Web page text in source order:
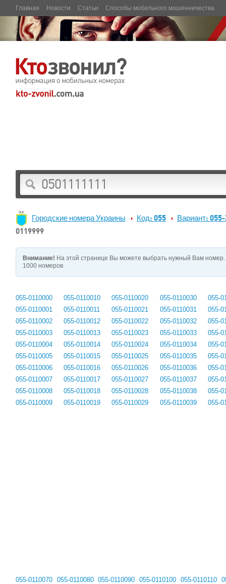
Главная Новости Статьи Способы мобильного мошенничества
Городские номера Украины Код: 055
Вариант: 055-
0119999
Внимание! На этой странице Вы можете выбрать нужный Вам
1000 номеров
055-0110000
055-0110001
055-0110002
055-0110003
055-0110004
055-0110005
055-0110006
055-0110007
055-0110008
055-0110009
055-0110010
055-0110011
055-0110012
055-0110013
055-0110014
055-0110015
055-0110016
055-0110017
055-0110018
055-0110019
055-0110020
055-0110021
055-0110022
055-0110023
055-0110024
055-0110025
055-0110026
055-0110027
055-0110028
055-0110029
055-0110030
055-0110031
055-0110032
055-0110033
055-0110034
055-0110035
055-0110036
055-0110037
055-0110038
055-0110039
055-
055-
055-
055-
055-
055-
055-
055-
055-
055-
055-0110070 055-0110080 055-0110090
055-0110100 055-0110110